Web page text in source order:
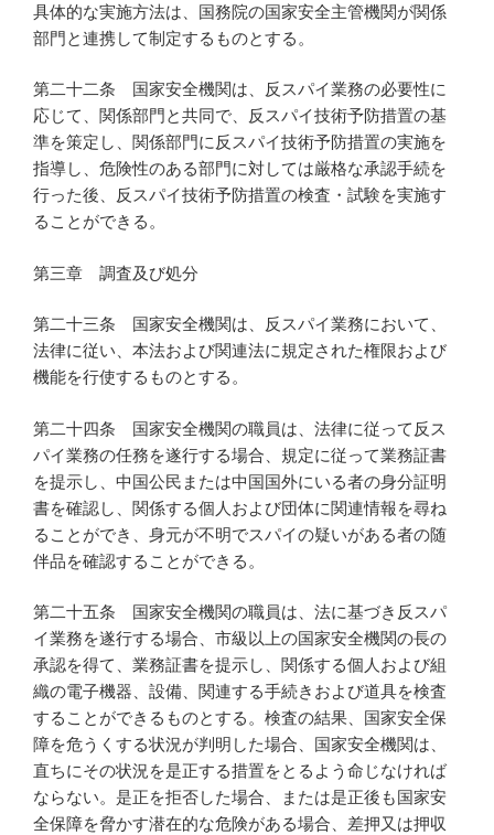
具体的な実施方法は、国務院の国家安全主管機関が関係
部門と連携して制定するものとする。
第二十二条 国家安全機関は、反スパイ業務の必要性に
応じて、関係部門と共同で、反スパイ技術予防措置の基
準を策定し、関係部門に反スパイ技術予防措置の実施を
指導し、危険性のある部門に対しては厳格な承認手続を
行った後、反スパイ技術予防措置の検査・試験を実施す
ることができる。
第三章 調査及び処分
第二十三条 国家安全機関は、反スパイ業務において、
法律に従い、本法および関連法に規定された権限および
機能を行使するものとする。
第二十四条 国家安全機関の職員は、法律に従って反ス
パイ業務の任務を遂行する場合、規定に従って業務証書
を提示し、中国公民または中国国外にいる者の身分証明
書を確認し、関係する個人および団体に関連情報を尋ね
ることができ、身元が不明でスパイの疑いがある者の随
伴品を確認することができる。
第二十五条 国家安全機関の職員は、法に基づき反スパ
イ業務を遂行する場合、市級以上の国家安全機関の長の
承認を得て、業務証書を提示し、関係する個人および組
織の電子機器、設備、関連する手続きおよび道具を検査
することができるものとする。検査の結果、国家安全保
障を危うくする状況が判明した場合、国家安全機関は、
直ちにその状況を是正する措置をとるよう命じなければ
ならない。是正を拒否した場合、または是正後も国家安
全保障を脅かす潜在的な危険がある場合、差押又は押収